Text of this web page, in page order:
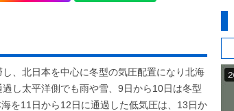
、北日本を中心に冬型の気圧配置になり北海
し太平洋側でも雨や雪、9日から10日は冬型
を11日から12日に通過した低気圧は、13日か